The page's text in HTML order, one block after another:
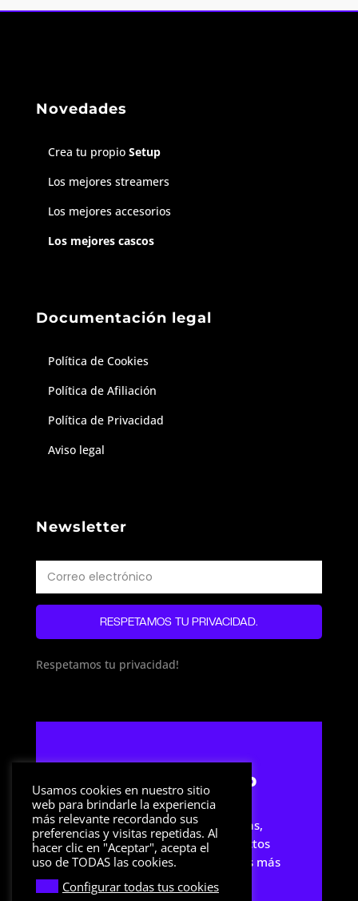
Novedades
Crea tu propio Setup
Los mejores streamers
Los mejores accesorios
Los mejores cascos
Documentación legal
Política de Cookies
Política de Afiliación
Política de Privacidad
Aviso legal
Newsletter
RESPETAMOS TU PRIVACIDAD.
Respetamos tu privacidad!
Streamer Setup
Sitio web dedicado a noticias,
artículos y reviews de productos
relacionados con los streamers más
famosos.
Usamos cookies en nuestro sitio
web para brindarle la experiencia
más relevante recordando sus
preferencias y visitas repetidas. Al
hacer clic en "Aceptar", acepta el
uso de TODAS las cookies.
Configurar todas tus cookies